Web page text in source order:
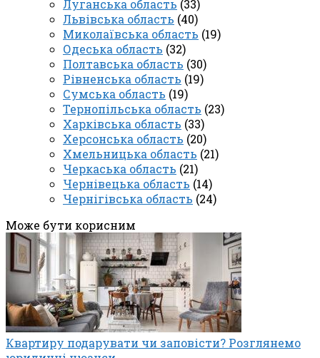
Луганська область (33)
Львівська область (40)
Миколаївська область (19)
Одеська область (32)
Полтавська область (30)
Рівненська область (19)
Сумська область (19)
Тернопільська область (23)
Харківська область (33)
Херсонська область (20)
Хмельницька область (21)
Черкаська область (21)
Чернівецька область (14)
Чернігівська область (24)
Може бути корисним
Квартиру подарувати чи заповісти? Розглянемо